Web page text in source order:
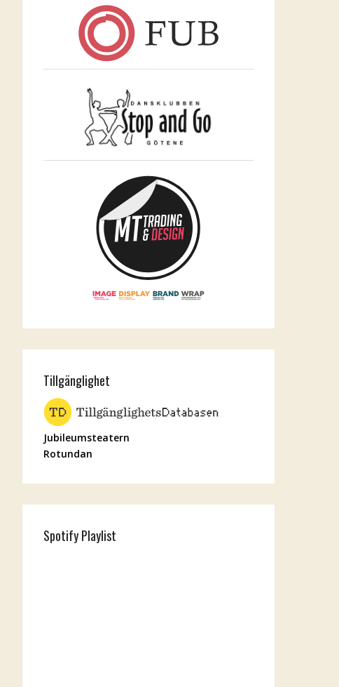
Tillgänglighet
Jubileumsteatern
Rotundan
Spotify Playlist